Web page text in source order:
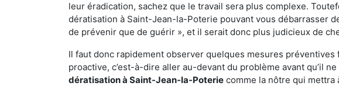
leur éradication, sachez que le travail sera plus complexe.
dératisation à Saint-Jean-la-Poterie pouvant vous débarrasser
de prévenir que de guérir », et il serait donc plus judicieux de
Il faut donc rapidement observer quelques mesures
proactive, c’est-à-dire aller au-devant du problème avant qu’il
dératisation à Saint-Jean-la-Poterie comme la nôtre qui